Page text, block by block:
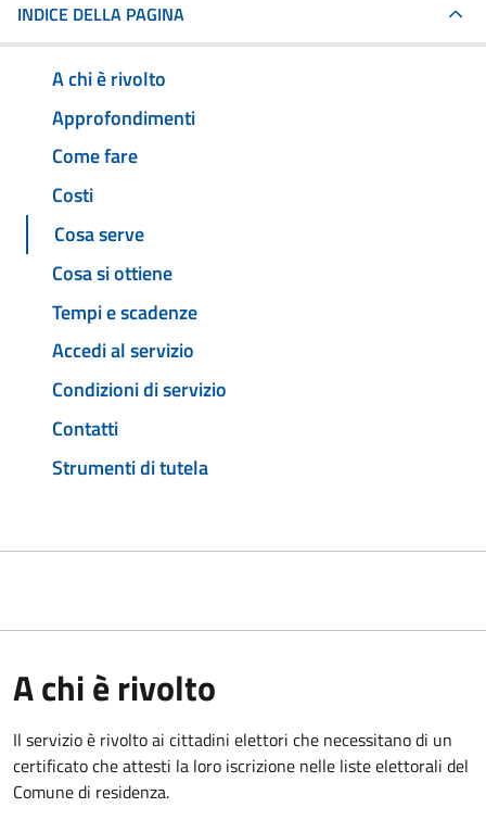
INDICE DELLA PAGINA
A chi è rivolto
Approfondimenti
Come fare
Costi
Cosa serve
Cosa si ottiene
Tempi e scadenze
Accedi al servizio
Condizioni di servizio
Contatti
Strumenti di tutela
A chi è rivolto
Il servizio è rivolto ai cittadini elettori che necessitano di un
certificato che attesti la loro iscrizione nelle liste elettorali del
Comune di residenza.